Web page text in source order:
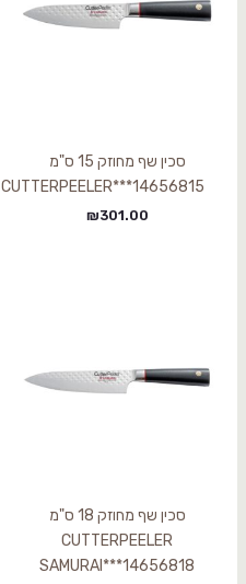
סכין שף מחוזק 15 ס"מ
CUTTERPEELER***14656815
₪301.00
סכין שף מחוזק 18 ס"מ
CUTTERPEELER
SAMURAI***14656818